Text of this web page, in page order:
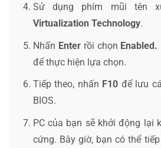
Sử dụng phím mũi tên
Virtualization Technology.
Nhấn Enterrồi chọn Enabled.
để thực hiện lựa chọn.
Tiếp theo, nhấn F10 để lưu
BIOS.
PC của bạn sẽ khởi động lại
cứng. Bây giờ, bạn có thể